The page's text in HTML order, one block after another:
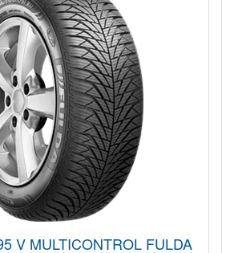
V MULTICONTROL FULDA